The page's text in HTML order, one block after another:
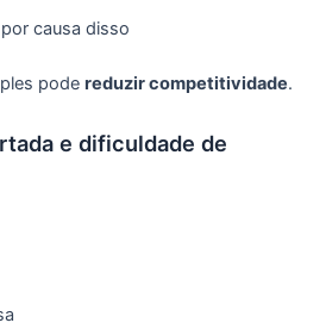
causa disso
pode reduzir competitividade.
e dificuldade de